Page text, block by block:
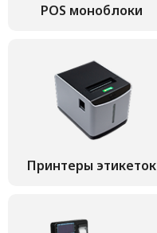
POS моноблоки
Принтеры этикеток